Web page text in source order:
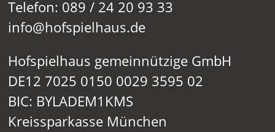
Telefon: 089 / 24 20 93 33
info@hofspielhaus.de
Hofspielhaus gemeinnützige GmbH
DE12 7025 0150 0029 3595 02
BIC: BYLADEM1KMS
Kreissparkasse München